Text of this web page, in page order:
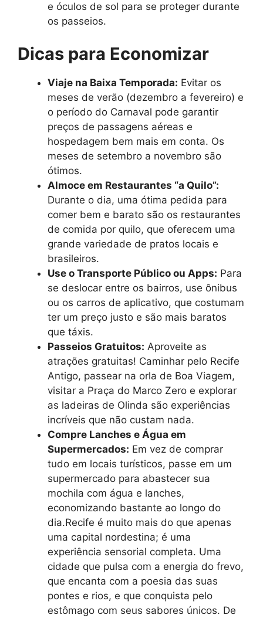
e óculos de sol para se proteger durante
os passeios.
Dicas para Economizar
Viaje na Baixa Temporada: Evitar os
meses de verão (dezembro a fevereiro) e
o período do Carnaval pode garantir
preços de passagens aéreas e
hospedagem bem mais em conta. Os
meses de setembro a novembro são
ótimos.
Almoce em Restaurantes “a Quilo”:
Durante o dia, uma ótima pedida para
comer bem e barato são os restaurantes
de comida por quilo, que oferecem uma
grande variedade de pratos locais e
brasileiros.
Use o Transporte Público ou Apps: Para
se deslocar entre os bairros, use ônibus
ou os carros de aplicativo, que costumam
ter um preço justo e são mais baratos
que táxis.
Passeios Gratuitos: Aproveite as
atrações gratuitas! Caminhar pelo Recife
Antigo, passear na orla de Boa Viagem,
visitar a Praça do Marco Zero e explorar
as ladeiras de Olinda são experiências
incríveis que não custam nada.
Compre Lanches e Água em
Supermercados: Em vez de comprar
tudo em locais turísticos, passe em um
supermercado para abastecer sua
mochila com água e lanches,
economizando bastante ao longo do
dia.Recife é muito mais do que apenas
uma capital nordestina; é uma
experiência sensorial completa. Uma
cidade que pulsa com a energia do frevo,
que encanta com a poesia das suas
pontes e rios, e que conquista pelo
estômago com seus sabores únicos. De